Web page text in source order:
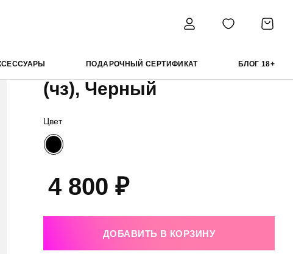
ПОДАРОЧНЫЙ СЕРТИФИКАТ БЛОГ 18+
Instinto комплект Irma
(чз), Черный
Цвет
4 800 ₽
ДОБАВИТЬ В КОРЗИНУ